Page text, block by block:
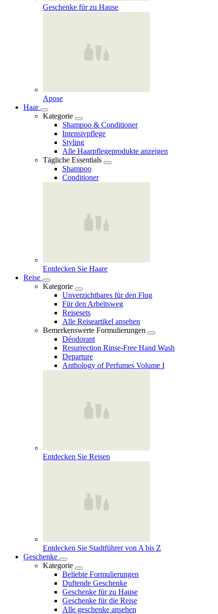
Geschenke für zu Hause
Apose
Haar
Kategorie
Shampoo & Conditioner
Intensivpflege
Styling
Alle Haarpflegeprodukte anzeigen
Tägliche Essentials
Shampoo
Conditioner
Entdecken Sie Haare
Reise
Kategorie
Unverzichtbares für den Flug
Für den Arbeitsweg
Reisesets
Alle Reiseartikel ansehen
Bemerkenswerte Formulierungen
Déodorant
Resurrection Rinse‑Free Hand Wash
Departure
Anthology of Perfumes Volume I
Entdecken Sie Reisen
Entdecken Sie Stadtführer von A bis Z
Geschenke
Kategorie
Beliebte Formulierungen
Duftende Geschenke
Geschenke für zu Hause
Geschenke für die Reise
Alle geschenke ansehen